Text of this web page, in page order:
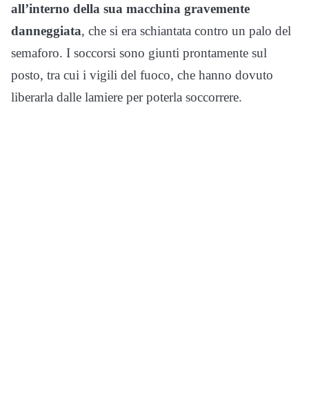
all’interno della sua macchina gravemente
danneggiata, che si era schiantata contro un palo del
semaforo. I soccorsi sono giunti prontamente sul
posto, tra cui i vigili del fuoco, che hanno dovuto
liberarla dalle lamiere per poterla soccorrere.